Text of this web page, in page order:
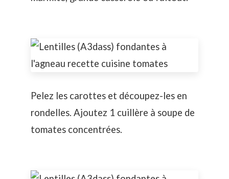
Pelez les carottes et découpez-les en
rondelles. Ajoutez 1 cuillère à soupe de
tomates concentrées.